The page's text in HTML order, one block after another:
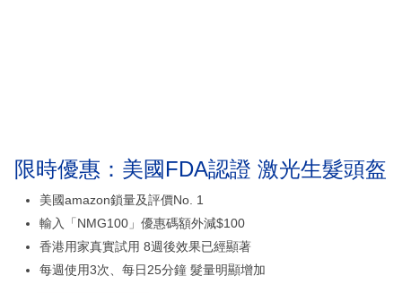
限時優惠：美國FDA認證 激光生髮頭盔
美國amazon鎖量及評價No. 1
輸入「NMG100」優惠碼額外減$100
香港用家真實試用 8週後效果已經顯著
每週使用3次、每日25分鐘 髮量明顯增加